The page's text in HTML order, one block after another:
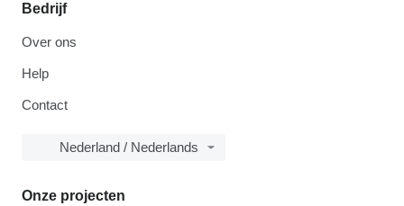
Bedrijf
Over ons
Help
Contact
Nederland / Nederlands
Onze projecten